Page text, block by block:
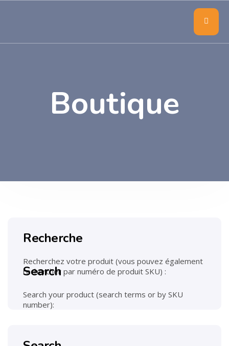
Boutique
Recherche
Recherchez votre produit (vous pouvez également
rechercher par numéro de produit SKU) :
Search
Search your product (search terms or by SKU
number):